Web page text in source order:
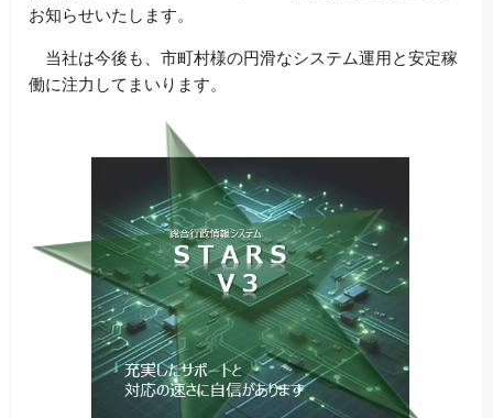
お知らせいたします。
当社は今後も、市町村様の円滑なシステム運用と安定稼
働に注力してまいります。